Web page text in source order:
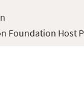
Foundation Host